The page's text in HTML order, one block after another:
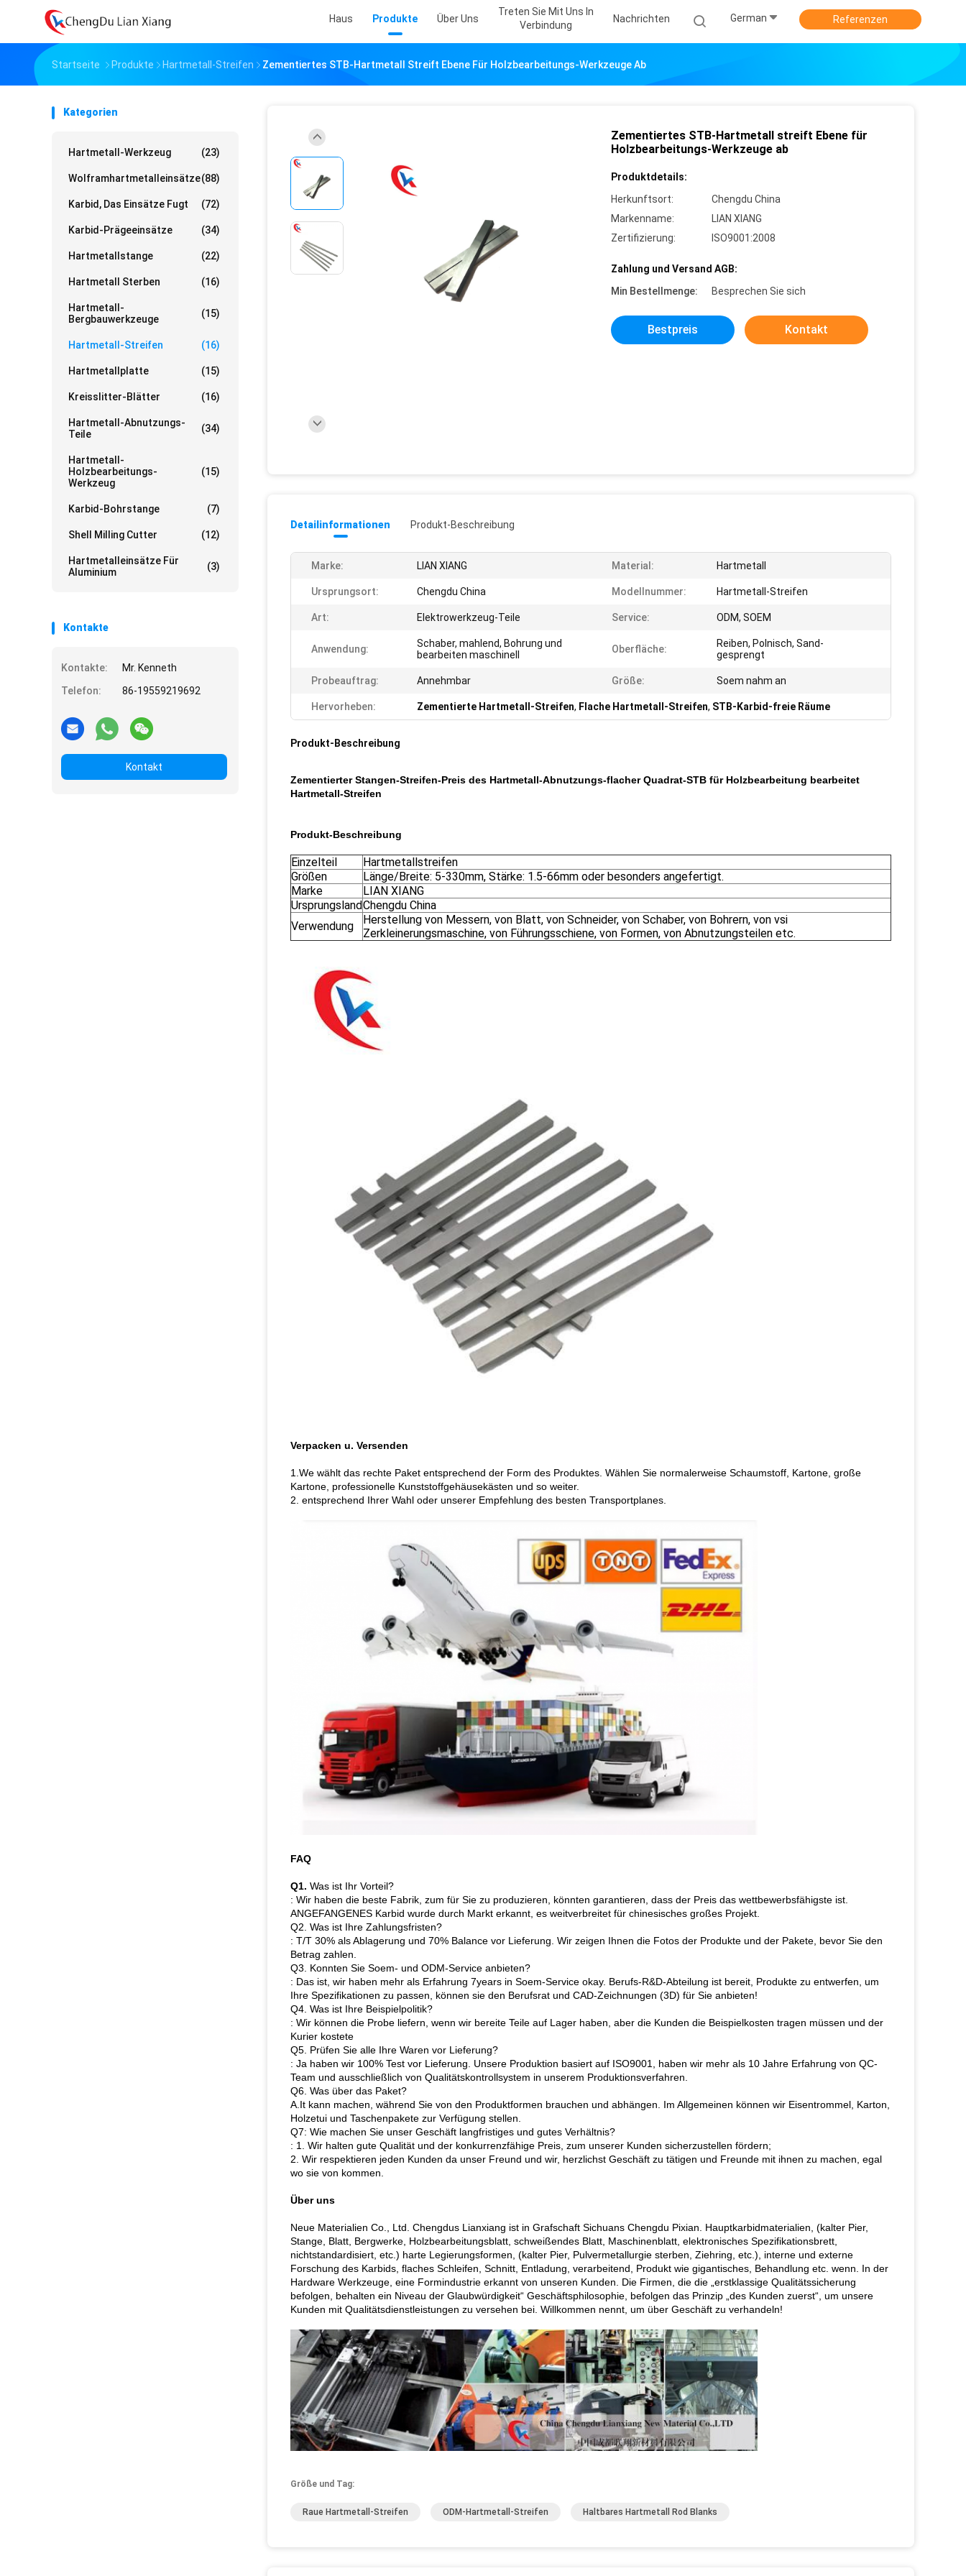
Haus Produkte Über Uns
Treten Sie Mit Uns In
Verbindung
Nachrichten German Referenzen
Startseite Produkte Hartmetall-Streifen Zementiertes STB-Hartmetall Streift Ebene Für Holzbearbeitungs-Werkzeuge Ab
Kategorien
Hartmetall-Werkzeug (23)
Wolframhartmetalleinsätze(88)
Karbid, Das Einsätze Fugt (72)
Karbid-Prägeeinsätze (34)
Hartmetallstange (22)
Hartmetall Sterben (16)
Hartmetall-
Bergbauwerkzeuge
(15)
Hartmetall-Streifen (16)
Hartmetallplatte (15)
Kreisslitter-Blätter (16)
Hartmetall-Abnutzungs-
Teile
(34)
Hartmetall-
Holzbearbeitungs-
Werkzeug
(15)
Karbid-Bohrstange (7)
Shell Milling Cutter (12)
Hartmetalleinsätze Für
Aluminium
(3)
Kontakte
Kontakte:
Mr. Kenneth
Telefon:
86-19559219692
Kontakt
Zementiertes STB-Hartmetall streift Ebene für
Holzbearbeitungs-Werkzeuge ab
Produktdetails:
Herkunftsort:
Chengdu China
Markenname:
LIAN XIANG
Zertifizierung:
ISO9001:2008
Zahlung und Versand AGB:
Min Bestellmenge:
Besprechen Sie sich
Bestpreis Kontakt
Detailinformationen Produkt-Beschreibung
Marke: LIAN XIANG Material: Hartmetall
Ursprungsort: Chengdu China Modellnummer: Hartmetall-Streifen
Art: Elektrowerkzeug-Teile Service: ODM, SOEM
Anwendung:
Schaber, mahlend, Bohrung und
bearbeiten maschinell
Oberfläche:
Reiben, Polnisch, Sand-
gesprengt
Probeauftrag: Annehmbar Größe: Soem nahm an
Hervorheben: Zementierte Hartmetall-Streifen, Flache Hartmetall-Streifen, STB-Karbid-freie Räume
Produkt-Beschreibung
Zementierter Stangen-Streifen-Preis des Hartmetall-Abnutzungs-flacher Quadrat-STB für Holzbearbeitung bearbeitet
Hartmetall-Streifen
Produkt-Beschreibung
Einzelteil
Hartmetallstreifen
Größen
Länge/Breite: 5-330mm, Stärke: 1.5-66mm oder besonders angefertigt.
Marke
LIAN XIANG
UrsprungslandChengdu China
Verwendung
Herstellung von Messern, von Blatt, von Schneider, von Schaber, von Bohrern, von vsi
Zerkleinerungsmaschine, von Führungsschiene, von Formen, von Abnutzungsteilen etc.
Verpacken u. Versenden
1.We wählt das rechte Paket entsprechend der Form des Produktes. Wählen Sie normalerweise Schaumstoff, Kartone, große
Kartone, professionelle Kunststoffgehäusekästen und so weiter.
2. entsprechend Ihrer Wahl oder unserer Empfehlung des besten Transportplanes.
FAQ
Q1. Was ist Ihr Vorteil?
: Wir haben die beste Fabrik, zum für Sie zu produzieren, könnten garantieren, dass der Preis das wettbewerbsfähigste ist.
ANGEFANGENES Karbid wurde durch Markt erkannt, es weitverbreitet für chinesisches großes Projekt.
Q2. Was ist Ihre Zahlungsfristen?
: T/T 30% als Ablagerung und 70% Balance vor Lieferung. Wir zeigen Ihnen die Fotos der Produkte und der Pakete, bevor Sie den
Betrag zahlen.
Q3. Konnten Sie Soem- und ODM-Service anbieten?
: Das ist, wir haben mehr als Erfahrung 7years in Soem-Service okay. Berufs-R&D-Abteilung ist bereit, Produkte zu entwerfen, um
Ihre Spezifikationen zu passen, können sie den Berufsrat und CAD-Zeichnungen (3D) für Sie anbieten!
Q4. Was ist Ihre Beispielpolitik?
: Wir können die Probe liefern, wenn wir bereite Teile auf Lager haben, aber die Kunden die Beispielkosten tragen müssen und der
Kurier kostete
Q5. Prüfen Sie alle Ihre Waren vor Lieferung?
: Ja haben wir 100% Test vor Lieferung. Unsere Produktion basiert auf ISO9001, haben wir mehr als 10 Jahre Erfahrung von QC-
Team und ausschließlich von Qualitätskontrollsystem in unserem Produktionsverfahren.
Q6. Was über das Paket?
A.It kann machen, während Sie von den Produktformen brauchen und abhängen. Im Allgemeinen können wir Eisentrommel, Karton,
Holzetui und Taschenpakete zur Verfügung stellen.
Q7: Wie machen Sie unser Geschäft langfristiges und gutes Verhältnis?
: 1. Wir halten gute Qualität und der konkurrenzfähige Preis, zum unserer Kunden sicherzustellen fördern;
2. Wir respektieren jeden Kunden da unser Freund und wir, herzlichst Geschäft zu tätigen und Freunde mit ihnen zu machen, egal
wo sie von kommen.
Über uns
Neue Materialien Co., Ltd. Chengdus Lianxiang ist in Grafschaft Sichuans Chengdu Pixian. Hauptkarbidmaterialien, (kalter Pier,
Stange, Blatt, Bergwerke, Holzbearbeitungsblatt, schweißendes Blatt, Maschinenblatt, elektronisches Spezifikationsbrett,
nichtstandardisiert, etc.) harte Legierungsformen, (kalter Pier, Pulvermetallurgie sterben, Ziehring, etc.), interne und externe
Forschung des Karbids, flaches Schleifen, Schnitt, Entladung, verarbeitend, Produkt wie gigantisches, Behandlung etc. wenn. In der
Hardware Werkzeuge, eine Formindustrie erkannt von unseren Kunden. Die Firmen, die die „erstklassige Qualitätssicherung
befolgen, behalten ein Niveau der Glaubwürdigkeit“ Geschäftsphilosophie, befolgen das Prinzip „des Kunden zuerst“, um unsere
Kunden mit Qualitätsdienstleistungen zu versehen bei. Willkommen nennt, um über Geschäft zu verhandeln!
Größe und Tag:
Raue Hartmetall-Streifen ODM-Hartmetall-Streifen Haltbares Hartmetall Rod Blanks